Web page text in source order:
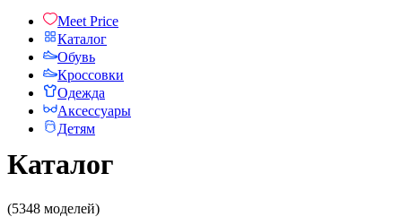
Meet Price
Каталог
Обувь
Кроссовки
Одежда
Аксессуары
Детям
Каталог
(5348 моделей)